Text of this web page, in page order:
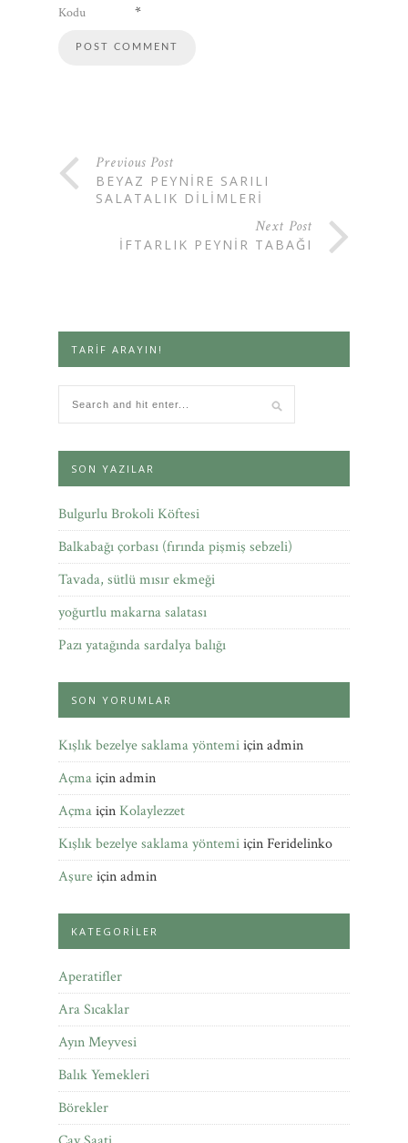
Kodu
*
Previous Post
BEYAZ PEYNIRE SARILI
SALATALIK DILIMLERI
Next Post
İFTARLIK PEYNIR TABAĞI
TARIF ARAYIN!
SON YAZILAR
Bulgurlu Brokoli Köftesi
Balkabağı çorbası (fırında pişmiş sebzeli)
Tavada, sütlü mısır ekmeği
yoğurtlu makarna salatası
Pazı yatağında sardalya balığı
SON YORUMLAR
Kışlık bezelye saklama yöntemiiçinadmin
Açmaiçinadmin
Açmaiçin Kolaylezzet
Kışlık bezelye saklama yöntemiiçinFeridelinko
Aşureiçinadmin
KATEGORILER
Aperatifler
Ara Sıcaklar
Ayın Meyvesi
Balık Yemekleri
Börekler